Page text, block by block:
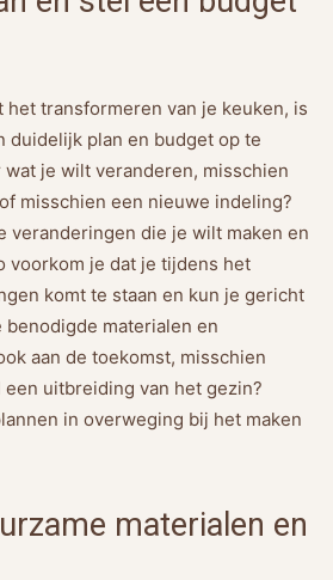
het transformeren van je keuken, is
duidelijk plan en budget op te
je wilt veranderen, misschien
misschien een nieuwe indeling?
veranderingen die je wilt maken en
voorkom je dat je tijdens het
komt te staan en kun je gericht
benodigde materialen en
aan de toekomst, misschien
uitbreiding van het gezin?
in overweging bij het maken
materialen en